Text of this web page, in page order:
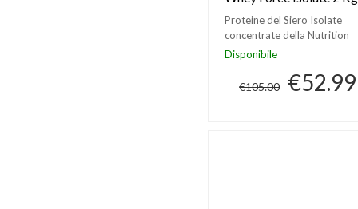
Proteine del Siero Isolate
concentrate della Nutrition
Labs
Disponibile
€105.00 €52.99